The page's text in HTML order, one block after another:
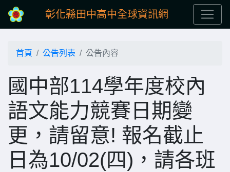
彰化縣田中高中全球資訊網
首頁 公告列表 公告內容
國中部114學年度校內
語文能力競賽日期變
更，請留意! 報名截止
日為10/02(四)，請各班